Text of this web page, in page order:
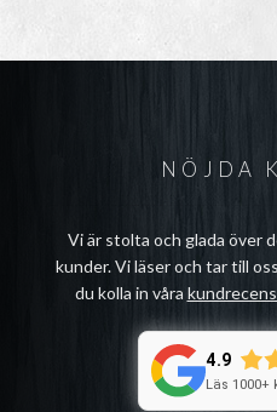
NÖJDA
Vi är stolta och glada över
kunder. Vi läser och tar till
du kolla in våra
4.9
Läs 1000+